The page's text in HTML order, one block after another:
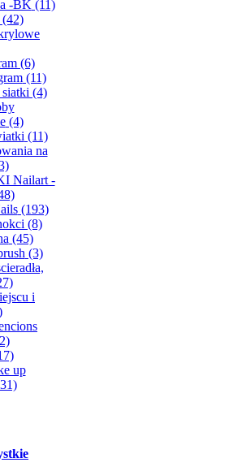
-BK (11)
(42)
(6)
(11)
(4)
(4)
(11)
na
Nailart -
(193)
(8)
(45)
(3)
i
up